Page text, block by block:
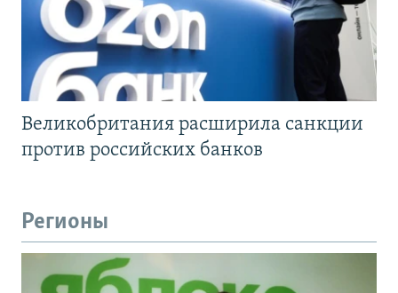
Великобритания расширила санкции
против российских банков
Регионы